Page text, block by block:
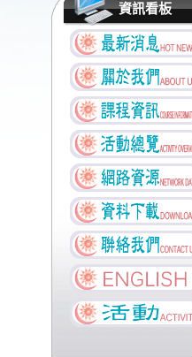
資訊看板